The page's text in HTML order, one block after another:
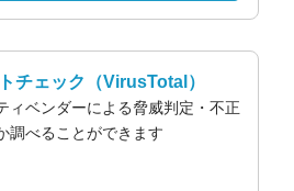
チェック （VirusTotal）
ィベンダーによる脅威判定・不正
調べることができます